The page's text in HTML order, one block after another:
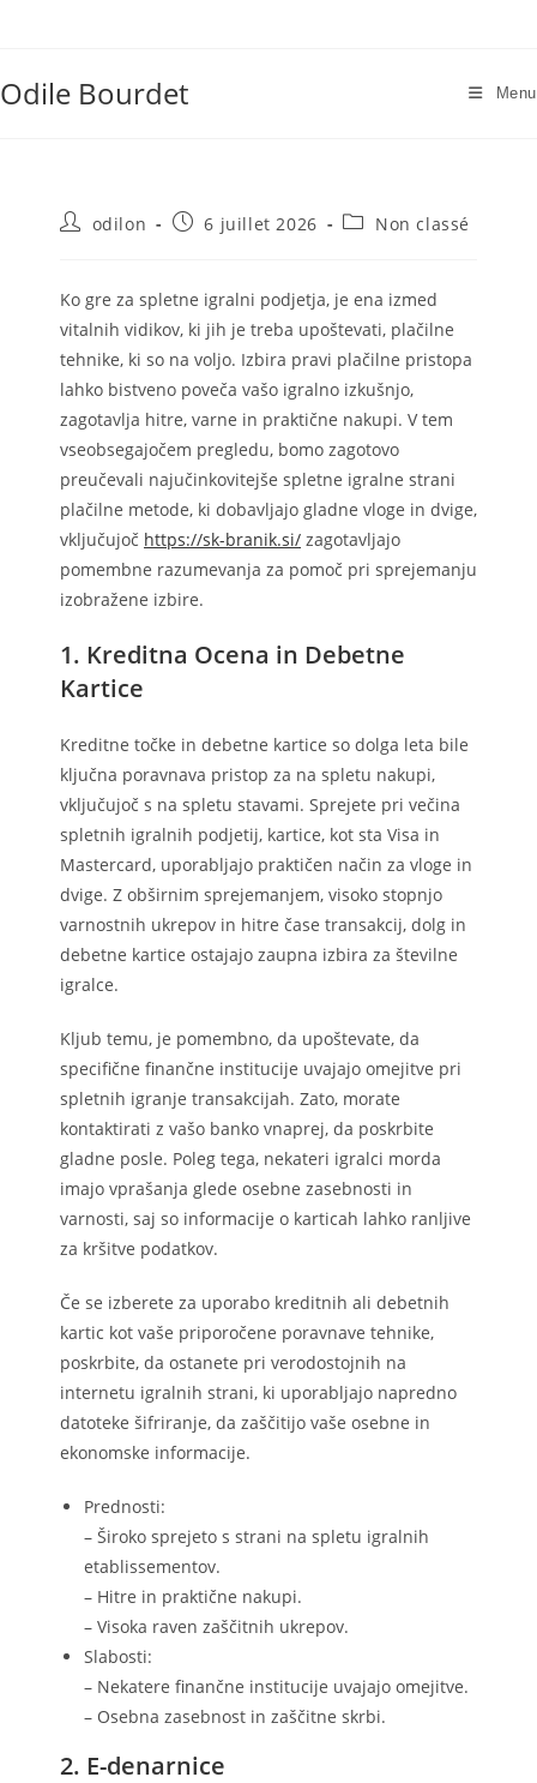
Odile Bourdet Menu
Auteur/autrice
publication :
odilon
Publication
6 juillet 2026
PostNon classé
Ko gre za spletne igralni podjetja, je ena izmed
vitalnih vidikov, ki jih je treba upoštevati, plačilne
tehnike, ki so na voljo. Izbira pravi plačilne pristopa
lahko bistveno poveča vašo igralno izkušnjo,
zagotavlja hitre, varne in praktične nakupi. V tem
vseobsegajočem pregledu, bomo zagotovo
preučevali najučinkovitejše spletne igralne strani
plačilne metode, ki dobavljajo gladne vloge in dvige,
vključujoč https://sk-branik.si/ zagotavljajo
pomembne razumevanja za pomoč pri sprejemanju
izobražene izbire.
1. Kreditna Ocena in Debetne
Kartice
Kreditne točke in debetne kartice so dolga leta bile
ključna poravnava pristop za na spletu nakupi,
vključujoč s na spletu stavami. Sprejete pri večina
spletnih igralnih podjetij, kartice, kot sta Visa in
Mastercard, uporabljajo praktičen način za vloge in
dvige. Z obširnim sprejemanjem, visoko stopnjo
varnostnih ukrepov in hitre čase transakcij, dolg in
debetne kartice ostajajo zaupna izbira za številne
igralce.
Kljub temu, je pomembno, da upoštevate, da
specifične finančne institucije uvajajo omejitve pri
spletnih igranje transakcijah. Zato, morate
kontaktirati z vašo banko vnaprej, da poskrbite
gladne posle. Poleg tega, nekateri igralci morda
imajo vprašanja glede osebne zasebnosti in
varnosti, saj so informacije o karticah lahko ranljive
za kršitve podatkov.
Če se izberete za uporabo kreditnih ali debetnih
kartic kot vaše priporočene poravnave tehnike,
poskrbite, da ostanete pri verodostojnih na
internetu igralnih strani, ki uporabljajo napredno
datoteke šifriranje, da zaščitijo vaše osebne in
ekonomske informacije.
Prednosti:
– Široko sprejeto s strani na spletu igralnih
etablissementov.
– Hitre in praktične nakupi.
– Visoka raven zaščitnih ukrepov.
Slabosti:
– Nekatere finančne institucije uvajajo omejitve.
– Osebna zasebnost in zaščitne skrbi.
2. E-denarnice